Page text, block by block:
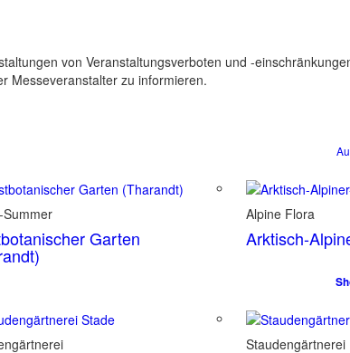
von Veranstaltungsverboten und -
Messeveranstalter zu informieren.
Summer
Garten
Alpine Flora
Arktisch-
Staudengärtnerei